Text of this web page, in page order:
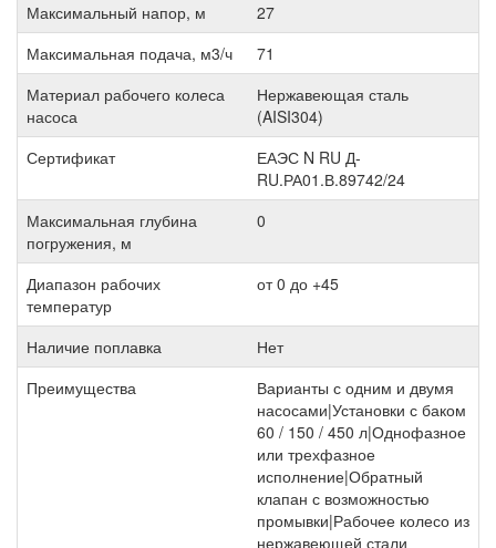
Максимальный напор, м
27
Максимальная подача, м3/ч
71
Материал рабочего колеса
насоса
Нержавеющая сталь
(AISI304)
Сертификат
ЕАЭС N RU Д-
RU.РА01.В.89742/24
Максимальная глубина
погружения, м
0
Диапазон рабочих
температур
от 0 до +45
Наличие поплавка
Нет
Преимущества
Варианты с одним и двумя
насосами|Установки с баком
60 / 150 / 450 л|Однофазное
или трехфазное
исполнение|Обратный
клапан с возможностью
промывки|Рабочее колесо из
нержавеющей стали